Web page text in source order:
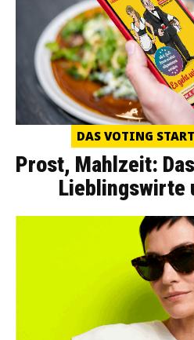
DAS VOTING
Prost, Mahlzeit:
Lieblingswirte